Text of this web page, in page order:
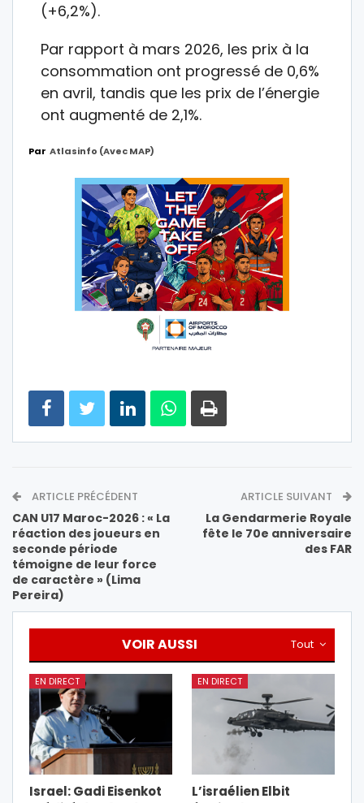
(+6,2%).
Par rapport à mars 2026, les prix à la
consommation ont progressé de 0,6%
en avril, tandis que les prix de l’énergie
ont augmenté de 2,1%.
Par Atlasinfo (avec MAP)
ARTICLE PRÉCÉDENT
CAN U17 Maroc-2026 : « La
réaction des joueurs en
seconde période
témoigne de leur force
de caractère » (Lima
Pereira)
ARTICLE SUIVANT
La Gendarmerie Royale
fête le 70e anniversaire
des FAR
Tout
VOIR AUSSI
EN DIRECT
Israel: Gadi Eisenkot
EN DIRECT
L’israélien Elbit